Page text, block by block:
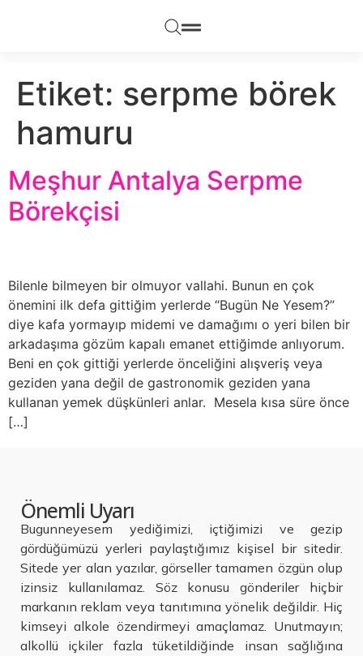
Etiket: serpme börek
hamuru
Meşhur Antalya Serpme
Börekçisi
Bilenle bilmeyen bir olmuyor vallahi. Bunun en çok
önemini ilk defa gittiğim yerlerde “Bugün Ne Yesem?”
diye kafa yormayıp midemi ve damağımı o yeri bilen bir
arkadaşıma gözüm kapalı emanet ettiğimde anlıyorum.
Beni en çok gittiği yerlerde önceliğini alışveriş veya
geziden yana değil de gastronomik geziden yana
kullanan yemek düşkünleri anlar. Mesela kısa süre önce
[…]
Önemli Uyarı
Bugunneyesem yediğimizi, içtiğimizi ve gezip
gördüğümüzü yerleri paylaştığımız kişisel bir sitedir.
Sitede yer alan yazılar, görseller tamamen özgün olup
izinsiz kullanılamaz. Söz konusu gönderiler hiçbir
markanın reklam veya tanıtımına yönelik değildir. Hiç
kimseyi alkole özendirmeyi amaçlamaz. Unutmayın;
alkollü içkiler fazla tüketildiğinde insan sağlığına